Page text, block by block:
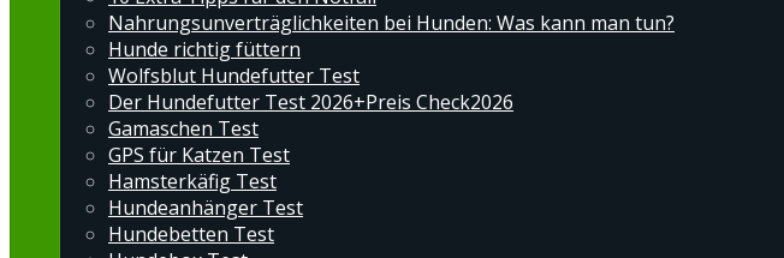
Nahrungsunverträglichkeiten bei Hunden: Was kann man tun?
Hunde richtig füttern
Wolfsblut Hundefutter Test
Der Hundefutter Test 2026+Preis Check2026
Gamaschen Test
GPS für Katzen Test
Hamsterkäfig Test
Hundeanhänger Test
Hundebetten Test